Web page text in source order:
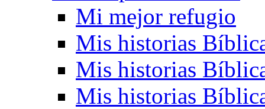
Mi mejor refugio
Mis historias
Mis historias
Mis historias